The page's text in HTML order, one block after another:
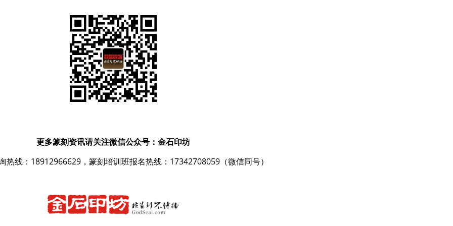
更多篆刻资讯请关注微信公众号：金石印坊
热线：18912966629，篆刻培训班报名热线：17342708059（微信同号）